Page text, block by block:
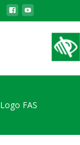
Logo FAS